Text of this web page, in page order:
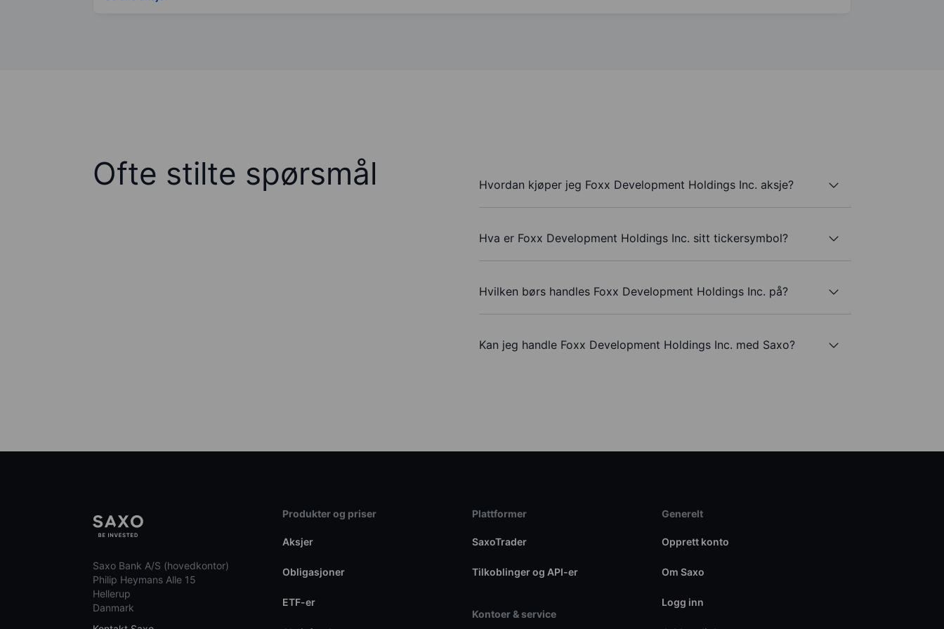
Ofte stilte spørsmål Hvordan kjøper jeg Foxx Development Holdings Inc. aksje?
Hva er Foxx Development Holdings Inc. sitt tickersymbol?
Hvilken børs handles Foxx Development Holdings Inc. på?
Kan jeg handle Foxx Development Holdings Inc. med Saxo?
Saxo Bank A/S (hovedkontor)
Philip Heymans Alle 15
Hellerup
Danmark
Produkter og priser
Aksjer
Obligasjoner
ETF-er
Plattformer
SaxoTrader
Tilkoblinger og API-er
Kontoer & service
Generelt
Opprett konto
Om Saxo
Logg inn